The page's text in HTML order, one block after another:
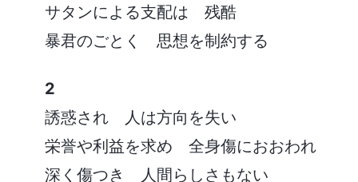
サタンによる支配は 残酷
暴君のごとく 思想を制約する
2
誘惑され 人は方向を失い
栄誉や利益を求め 全身傷におおわれ
深く傷つき 人間らしさもない